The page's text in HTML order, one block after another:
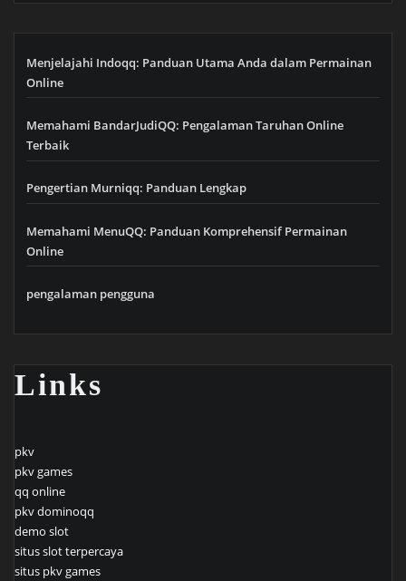
Menjelajahi Indoqq: Panduan Utama Anda dalam Permainan
Online
Memahami BandarJudiQQ: Pengalaman Taruhan Online
Terbaik
Pengertian Murniqq: Panduan Lengkap
Memahami MenuQQ: Panduan Komprehensif Permainan
Online
pengalaman pengguna
Links
pkv
pkv games
qq online
pkv dominoqq
demo slot
situs slot terpercaya
situs pkv games